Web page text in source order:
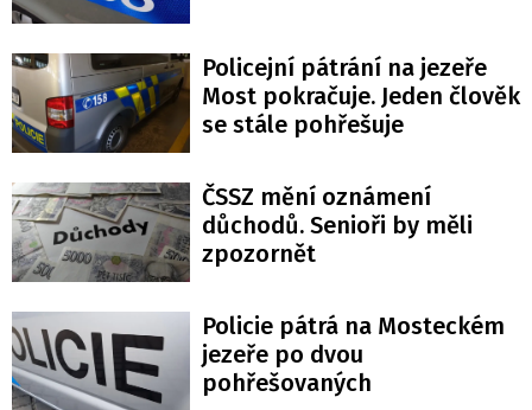
Policejní pátrání na jezeře
Most pokračuje. Jeden člověk
se stále pohřešuje
ČSSZ mění oznámení
důchodů. Senioři by měli
zpozornět
Policie pátrá na Mosteckém
jezeře po dvou
pohřešovaných